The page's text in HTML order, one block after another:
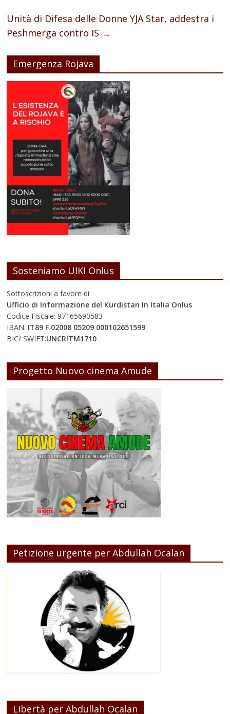
Unità di Difesa delle Donne YJA Star, addestra i
Peshmerga contro IS →
Emergenza Rojava
Sosteniamo UIKI Onlus
Sottoscrizioni a favore di
Ufficio di Informazione del Kurdistan In Italia Onlus
Codice Fiscale: 97165690583
IBAN: IT89 F 02008 05209 000102651599
BIC/ SWIFT:UNCRITM1710
Progetto Nuovo cinema Amude
Petizione urgente per Abdullah Ocalan
Libertà per Abdullah Öcalan